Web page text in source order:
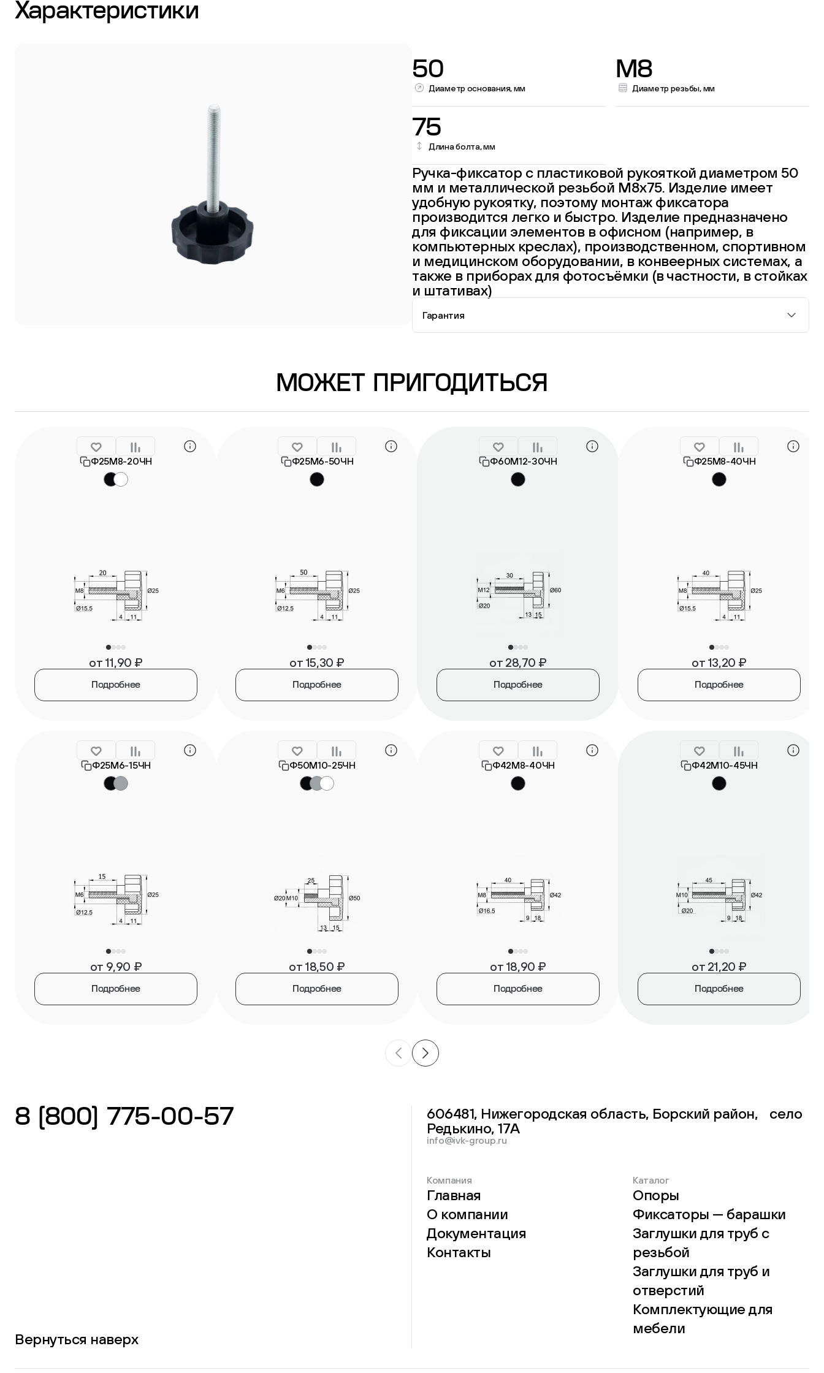
Характеристики
50
Диаметр основания, мм
M8
Диаметр резьбы, мм
75
Длина болта, мм
Ручка-фиксатор с пластиковой рукояткой диаметром 50
мм и металлической резьбой М8х75. Изделие имеет
удобную рукоятку, поэтому монтаж фиксатора
производится легко и быстро. Изделие предназначено
для фиксации элементов в офисном (например, в
компьютерных креслах), производственном, спортивном
и медицинском оборудовании, в конвеерных системах, а
также в приборах для фотосъёмки (в частности, в стойках
и штативах)
Гарантия
МОЖЕТ ПРИГОДИТЬСЯ
Ф25М8-20ЧН
от 11,90 ₽
Подробнее
Ф25М6-50ЧН
от 15,30 ₽
Подробнее
Ф60М12-30ЧН
от 28,70 ₽
Подробнее
Ф25М8-40ЧН
от 13,20 ₽
Подробнее
Ф25М6-15ЧН
от 9,90 ₽
Подробнее
Ф50М10-25ЧН
от 18,50 ₽
Подробнее
Ф42М8-40ЧН
от 18,90 ₽
Подробнее
Ф42М10-45ЧН
от 21,20 ₽
Подробнее
8 (800) 775-00-57
Вернуться наверх
606481, Нижегородская область, Борский район, село
Редькино, 17А
info@ivk-group.ru
Компания
Главная
О компании
Документация
Контакты
Каталог
Опоры
Фиксаторы — барашки
Заглушки для труб с
резьбой
Заглушки для труб и
отверстий
Комплектующие для
мебели
Перейти в каталог